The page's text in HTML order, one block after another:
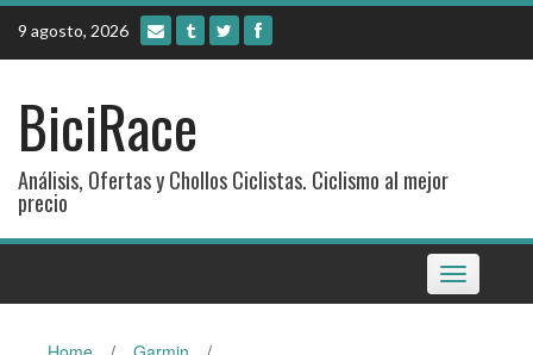
Skip
content
9 agosto, 2026
BiciRace
Análisis, Ofertas y Chollos Ciclistas. Ciclismo al mejor
precio
Toggle
navigation